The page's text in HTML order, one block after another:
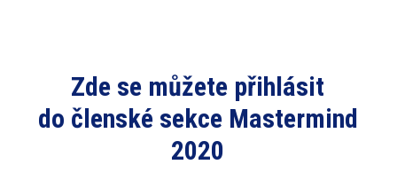
Zde se můžete přihlásit
do členské sekce Mastermind
2020